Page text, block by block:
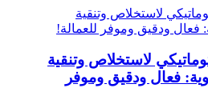
لاستخلاص وتنقية
فعال ودقيق وموفر